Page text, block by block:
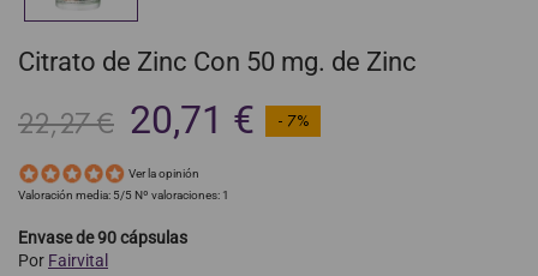
Citrato de Zinc Con 50 mg. de Zinc
22,27 € 20,71 € - 7%
Ver la opinión
Valoración media: 5/5 Nº valoraciones: 1
Envase de 90 cápsulas
Por Fairvital